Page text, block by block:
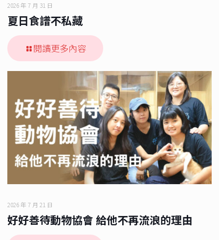
2026 年 7 月 31 日
夏日食譜不私藏
閱讀更多內容
2026 年 7 月 21 日
好好善待動物協會 給他不再流浪的理由